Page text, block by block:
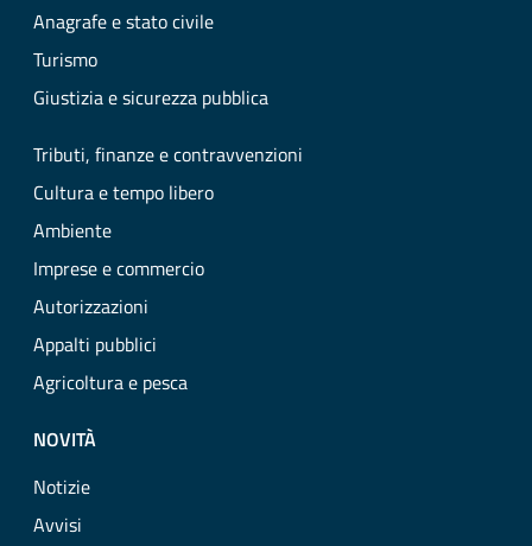
Anagrafe e stato civile
Turismo
Giustizia e sicurezza pubblica
Tributi, finanze e contravvenzioni
Cultura e tempo libero
Ambiente
Imprese e commercio
Autorizzazioni
Appalti pubblici
Agricoltura e pesca
NOVITÀ
Notizie
Avvisi